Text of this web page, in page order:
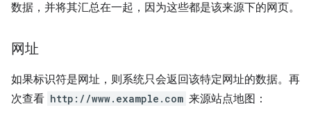
数据，并将其汇总在一起，因为这些都是该来源下的网页。
网址
如果标识符是网址，则系统只会返回该特定网址的数据。再
次查看 http://www.example.com 来源站点地图：